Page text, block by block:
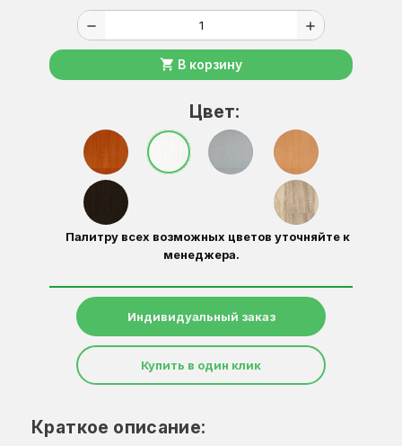
remove add
shopping_cart В корзину
Цвет:
Палитру всех возможных цветов уточняйте к
менеджера.
Индивидуальный заказ
Купить в один клик
Краткое описание: